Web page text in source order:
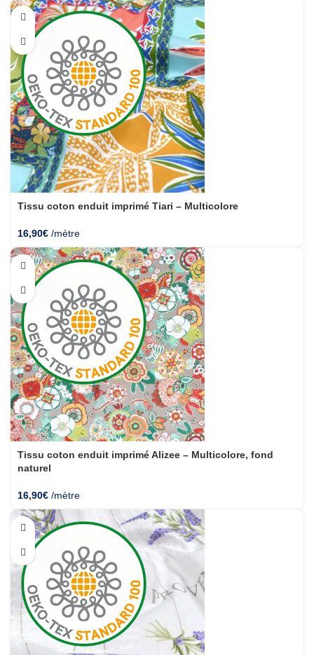
Tissu coton enduit imprimé Tiari – Multicolore
16,90€ /mètre
Tissu coton enduit imprimé Alizee – Multicolore, fond
naturel
16,90€ /mètre